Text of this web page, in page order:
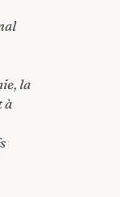
la
à